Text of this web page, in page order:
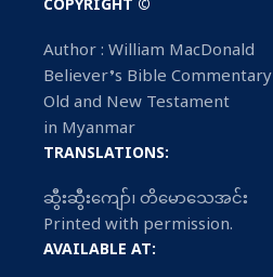
Author : William MacDonald
Believer’s Bible Commentary
Old and New Testament
in Myanmar
TRANSLATIONS:
ဆွီးဆွီးကျော်၊ တိမောသေအင်း
Printed with permission.
AVAILABLE AT: